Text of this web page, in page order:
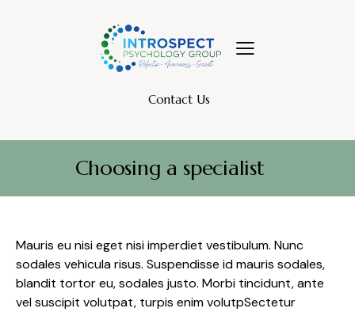
Contact Us
Choosing a specialist
Mauris eu nisi eget nisi imperdiet vestibulum. Nunc
sodales vehicula risus. Suspendisse id mauris sodales,
blandit tortor eu, sodales justo. Morbi tincidunt, ante
vel suscipit volutpat, turpis enim volutpSectetur